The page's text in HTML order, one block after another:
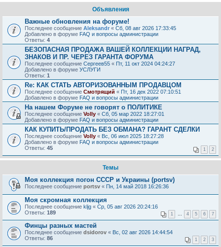
Объявления
Важные обновления на форуме!
Последнее сообщение Aleksandr « Сб, 08 авг 2026 17:33:45
Добавлено в форуме FAQ и вопросы администрации
Ответы: 4
БЕЗОПАСНАЯ ПРОДАЖА ВАШЕЙ КОЛЛЕКЦИИ НАГРАД,
ЗНАКОВ И ПР. ЧЕРЕЗ ГАРАНТА ФОРУМА
Последнее сообщение Сергеев55 « Пт, 11 окт 2024 04:24:27
Добавлено в форуме УСЛУГИ
Ответы: 1
Re: КАК СТАТЬ АВТОРИЗОВАННЫМ ПРОДАВЦОМ
Последнее сообщение Смотрящий « Пт, 16 дек 2022 07:10:51
Добавлено в форуме FAQ и вопросы администрации
На нашем Форуме не говорят о ПОЛИТИКЕ
Последнее сообщение Volly « Сб, 05 мар 2022 18:27:01
Добавлено в форуме FAQ и вопросы администрации
КАК КУПИТЬ/ПРОДАТЬ БЕЗ ОБМАНА? ГАРАНТ СДЕЛКИ
Последнее сообщение Volly « Вс, 06 июл 2025 18:27:28
Добавлено в форуме FAQ и вопросы администрации
Ответы: 45 1 2
Темы
Моя коллекция погон СССР и Украины (portsv)
Последнее сообщение portsv « Пн, 14 май 2018 16:26:36
Моя скромная коллекция
Последнее сообщение kljg « Ср, 05 авг 2026 20:24:16
Ответы: 189 1 … 4 5 6 7
Финцы разных мастей
Последнее сообщение dsidorov « Вс, 02 авг 2026 14:44:54
Ответы: 86 1 2 3